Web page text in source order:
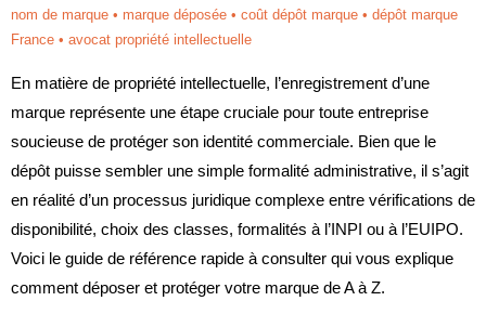
nom de marque • marque déposée • coût dépôt marque • dépôt marque
France • avocat propriété intellectuelle
En matière de propriété intellectuelle, l’enregistrement d’une
marque représente une étape cruciale pour toute entreprise
soucieuse de protéger son identité commerciale. Bien que le
dépôt puisse sembler une simple formalité administrative, il s’agit
en réalité d’un processus juridique complexe entre vérifications de
disponibilité, choix des classes, formalités à l’INPI ou à l’EUIPO.
Voici le guide de référence rapide à consulter qui vous explique
comment déposer et protéger votre marque de A à Z.